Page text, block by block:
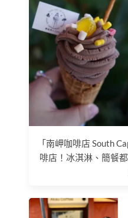
「南岬咖啡店 South
啡店！冰淇淋、簡餐